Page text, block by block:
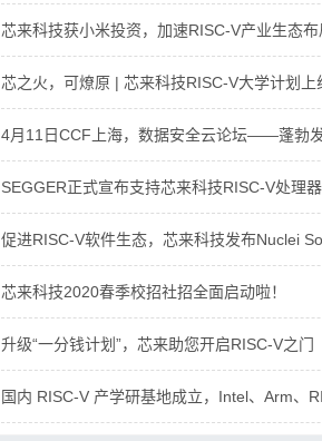
芯来科技获小米投资，加速RISC-V产业生态布
芯之火，可燎原 | 芯来科技RISC-V大学计划上
4月11日CCF上海，数据安全云论坛——蓬勃
SEGGER正式宣布支持芯来科技RISC-V处理器
促进RISC-V软件生态，芯来科技发布Nuclei
芯来科技2020春季校招社招全面启动啦！
升级“一分钱计划”，芯来助您开启RISC-V之门
国内 RISC-V 产学研基地成立，Intel、Arm、